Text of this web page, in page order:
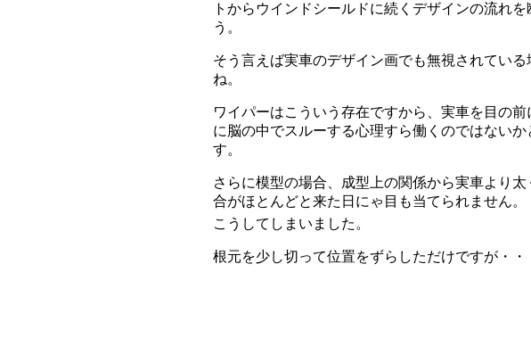
トからウインドシールドに続くデザインの流れを
う。
そう言えば実車のデザイン画でも無視されている
ね。
ワイパーはこういう存在ですから、実車を目の
に脳の中でスルーする心理すら働くのではない
す。
さらに模型の場合、成型上の関係から実車より
合がほとんどと来た日にゃ目も当てられません。
こうしてしまいました。
根元を少し切って位置をずらしただけですが・・